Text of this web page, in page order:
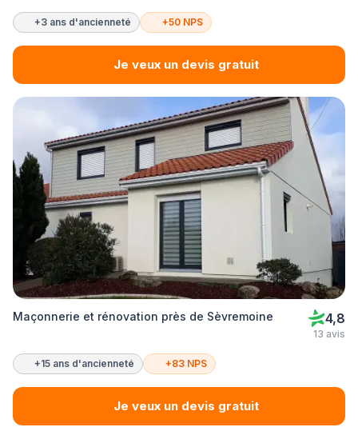
+3 ans d'ancienneté +50 NPS
Je veux un devis gratuit
Maçonnerie et rénovation près de Sèvremoine 4,8
13 avis
+15 ans d'ancienneté +83 NPS
Je veux un devis gratuit